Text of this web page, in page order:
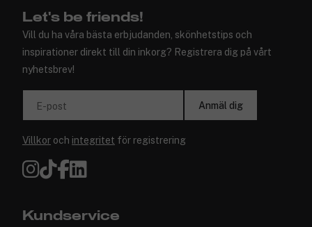
Let's be friends!
Vill du ha våra bästa erbjudanden, skönhetstips och
inspirationer direkt till din inkorg? Registrera dig på vårt
nyhetsbrev!
E-post Anmäl dig
Villkor och integritet för registrering
Kundservice